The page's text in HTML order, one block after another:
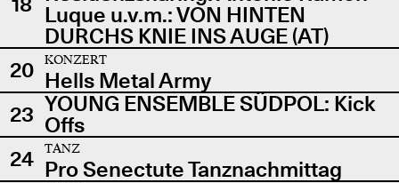
Luque u.v.m.: VON HINTEN
DURCHS KNIE INS AUGE (AT)
20
KONZERT
Hells Metal Army
23 YOUNG ENSEMBLE SÜDPOL: Kick
Offs
24
TANZ
Pro Senectute Tanznachmittag